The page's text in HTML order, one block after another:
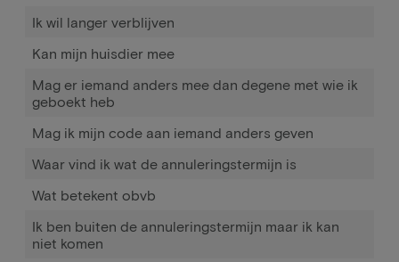
Ik wil langer verblijven
Kan mijn huisdier mee
Mag er iemand anders mee dan degene met wie ik
geboekt heb
Mag ik mijn code aan iemand anders geven
Waar vind ik wat de annuleringstermijn is
Wat betekent obvb
Ik ben buiten de annuleringstermijn maar ik kan
niet komen